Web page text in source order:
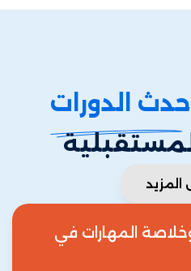
الدورات
المهارات في